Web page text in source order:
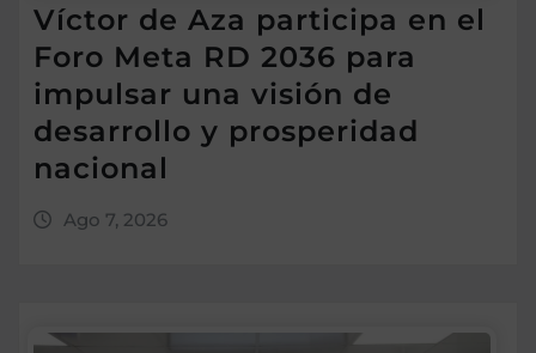
Víctor de Aza participa en el
Foro Meta RD 2036 para
impulsar una visión de
desarrollo y prosperidad
nacional
Ago 7, 2026